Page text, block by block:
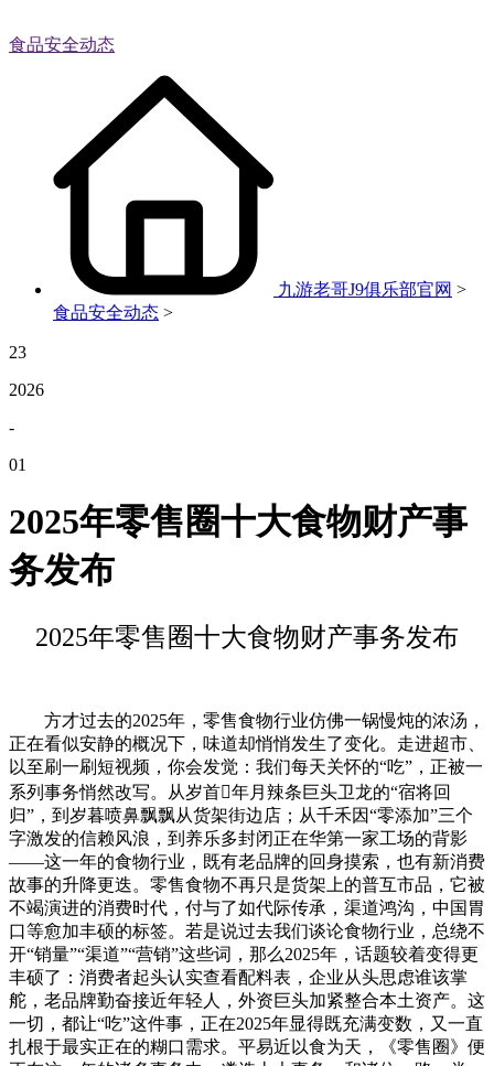
食品安全动态
九游老哥J9俱乐部官网 >
食品安全动态 >
23
2026
-
01
2025年零售圈十大食物财产事
务发布
2025年零售圈十大食物财产事务发布
方才过去的2025年，零售食物行业仿佛一锅慢炖的浓汤，
正在看似安静的概况下，味道却悄悄发生了变化。走进超市、
以至刷一刷短视频，你会发觉：我们每天关怀的“吃”，正被一
系列事务悄然改写。从岁首年月辣条巨头卫龙的“宿将回
归”，到岁暮喷鼻飘飘从货架街边店；从千禾因“零添加”三个
字激发的信赖风浪，到养乐多封闭正在华第一家工场的背影
——这一年的食物行业，既有老品牌的回身摸索，也有新消费
故事的升降更迭。零售食物不再只是货架上的普互市品，它被
不竭演进的消费时代，付与了如代际传承，渠道鸿沟，中国胃
口等愈加丰硕的标签。若是说过去我们谈论食物行业，总绕不
开“销量”“渠道”“营销”这些词，那么2025年，话题较着变得更
丰硕了：消费者起头认实查看配料表，企业从头思虑谁该掌
舵，老品牌勤奋接近年轻人，外资巨头加紧整合本土资产。这
一切，都让“吃”这件事，正在2025年显得既充满变数，又一直
扎根于最实正在的糊口需求。平易近以食为天，《零售圈》便